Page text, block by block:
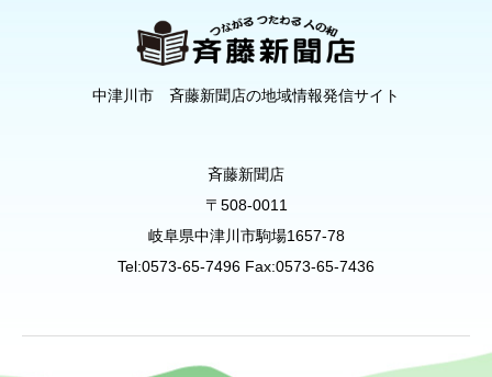
中津川市 斉藤新聞店の地域情報発信サイト
斉藤新聞店
〒508-0011
岐阜県中津川市駒場1657-78
Tel:0573-65-7496 Fax:0573-65-7436